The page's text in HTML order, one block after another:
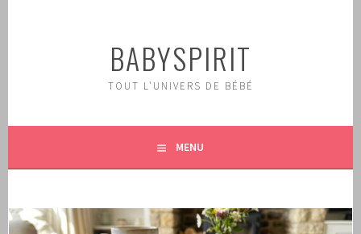
BABYSPIRIT
TOUT L'UNIVERS DE BÉBÉ
MENU